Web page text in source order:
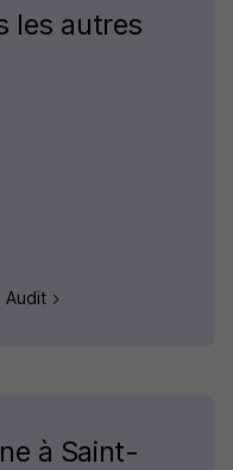
les autres
Audit
à Saint-